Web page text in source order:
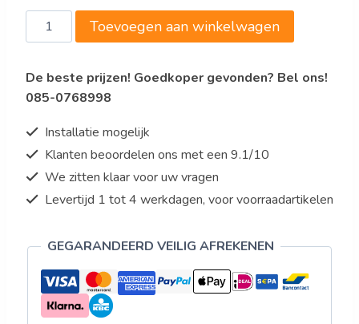
Saro
Vaatwasser
FREIBURG
aantal
Toevoegen aan winkelwagen
De beste prijzen! Goedkoper gevonden? Bel ons!
085-0768998
Installatie mogelijk
Klanten beoordelen ons met een 9.1/10
We zitten klaar voor uw vragen
Levertijd 1 tot 4 werkdagen, voor voorraadartikelen
GEGARANDEERD VEILIG AFREKENEN